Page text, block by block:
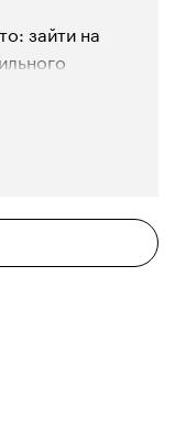
зайти на
текст;